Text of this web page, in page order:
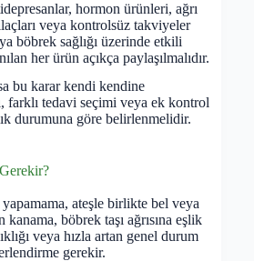
hormon ürünleri, ağrı
veya kontrolsüz takviyeler
böbrek sağlığı üzerinde etkili
her ürün açıkça paylaşılmalıdır.
bu karar kendi kendine
farklı tedavi seçimi veya ek kontrol
durumuna göre belirlenmelidir.
yapamama, ateşle birlikte bel veya
kanama, böbrek taşı ağrısına eşlik
veya hızla artan genel durum
gerekir.